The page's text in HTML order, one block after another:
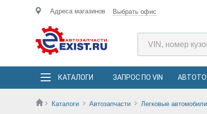
Адреса магазинов Выбрать офис
КАТАЛОГИ ЗАПРОС ПО VIN
Каталоги Автозапчасти Легковые автомобили